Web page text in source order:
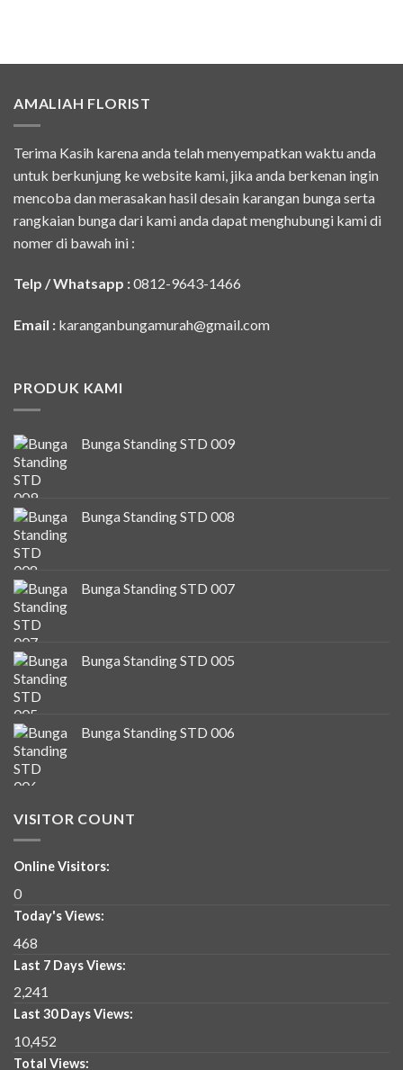
AMALIAH FLORIST
Terima Kasih karena anda telah menyempatkan waktu anda
untuk berkunjung ke website kami, jika anda berkenan ingin
mencoba dan merasakan hasil desain karangan bunga serta
rangkaian bunga dari kami anda dapat menghubungi kami di
nomer di bawah ini :
Telp / Whatsapp :0812-9643-1466
Email : karanganbungamurah@gmail.com
PRODUK KAMI
Bunga Standing STD 009
Bunga Standing STD 008
Bunga Standing STD 007
Bunga Standing STD 005
Bunga Standing STD 006
VISITOR COUNT
Online Visitors:
0
Today's Views:
468
Last 7 Days Views:
2,241
Last 30 Days Views:
10,452
Total Views: